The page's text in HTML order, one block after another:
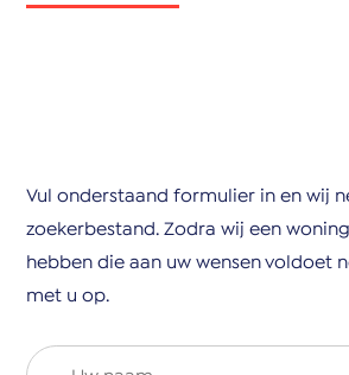
Vul onderstaand formulier in en wij
zoekerbestand. Zodra wij een
hebben die aan uw wensen voldoet
met u op.